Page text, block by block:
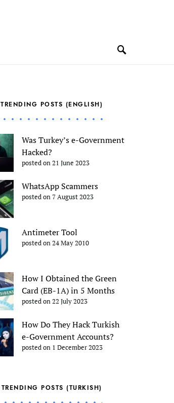
TRENDING POSTS (ENGLISH)
Was Turkey’s e-Government
Hacked?
posted on 21 June 2023
WhatsApp Scammers
posted on 7 August 2023
Antimeter Tool
posted on 24 May 2010
How I Obtained the Green
Card (EB-1A) in 5 Months
posted on 22 July 2023
How Do They Hack Turkish
e-Government Accounts?
posted on 1 December 2023
TRENDING POSTS (TURKISH)